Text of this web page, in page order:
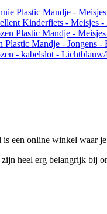
een online winkel waar
heel erg belangrijk bij